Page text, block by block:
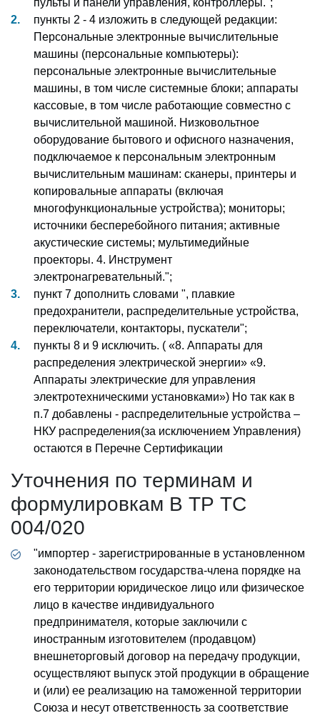
пульты и панели управления, контроллеры.";
пункты 2 - 4 изложить в следующей редакции:
Персональные электронные вычислительные
машины (персональные компьютеры):
персональные электронные вычислительные
машины, в том числе системные блоки; аппараты
кассовые, в том числе работающие совместно с
вычислительной машиной. Низковольтное
оборудование бытового и офисного назначения,
подключаемое к персональным электронным
вычислительным машинам: сканеры, принтеры и
копировальные аппараты (включая
многофункциональные устройства); мониторы;
источники бесперебойного питания; активные
акустические системы; мультимедийные
проекторы. 4. Инструмент
электронагревательный.";
пункт 7 дополнить словами ", плавкие
предохранители, распределительные устройства,
переключатели, контакторы, пускатели";
пункты 8 и 9 исключить. ( «8. Аппараты для
распределения электрической энергии» «9.
Аппараты электрические для управления
электротехническими установками») Но так как в
п.7 добавлены - распределительные устройства –
НКУ распределения(за исключением Управления)
остаются в Перечне Сертификации
Уточнения по терминам и
формулировкам В ТР ТС
004/020
"импортер - зарегистрированные в установленном
законодательством государства-члена порядке на
его территории юридическое лицо или физическое
лицо в качестве индивидуального
предпринимателя, которые заключили с
иностранным изготовителем (продавцом)
внешнеторговый договор на передачу продукции,
осуществляют выпуск этой продукции в обращение
и (или) ее реализацию на таможенной территории
Союза и несут ответственность за соответствие